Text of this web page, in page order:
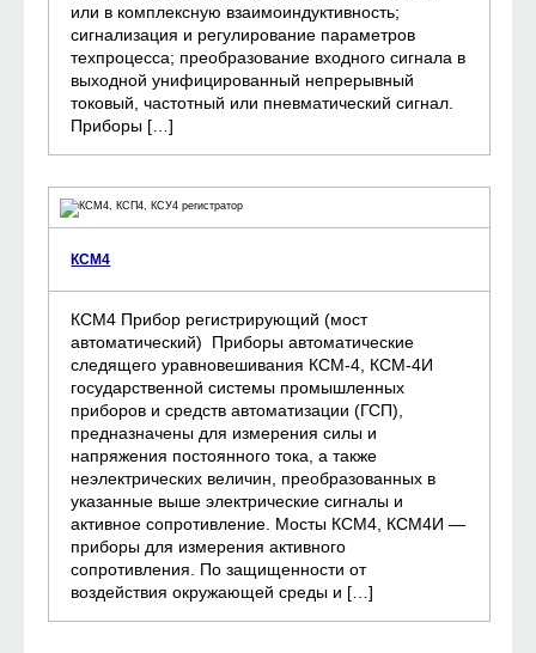
или в комплексную взаимоиндуктивность;
сигнализация и регулирование параметров
техпроцесса; преобразование входного сигнала в
выходной унифицированный непрерывный
токовый, частотный или пневматический сигнал.
Приборы […]
КСМ4
КСМ4 Прибор регистрирующий (мост
автоматический) Приборы автоматические
следящего уравновешивания КСМ-4, КСМ-4И
государственной системы промышленных
приборов и средств автоматизации (ГСП),
предназначены для измерения силы и
напряжения постоянного тока, а также
неэлектрических величин, преобразованных в
указанные выше электрические сигналы и
активное сопротивление. Мосты КСМ4, КСМ4И —
приборы для измерения активного
сопротивления. По защищенности от
воздействия окружающей среды и […]